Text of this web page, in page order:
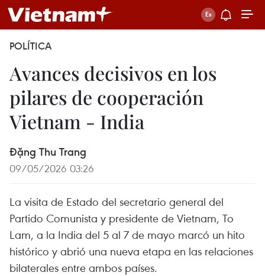
POLÍTICA
Avances decisivos en los
pilares de cooperación
Vietnam - India
Đặng Thu Trang
09/05/2026 03:26
La visita de Estado del secretario general del
Partido Comunista y presidente de Vietnam, To
Lam, a la India del 5 al 7 de mayo marcó un hito
histórico y abrió una nueva etapa en las relaciones
bilaterales entre ambos países.